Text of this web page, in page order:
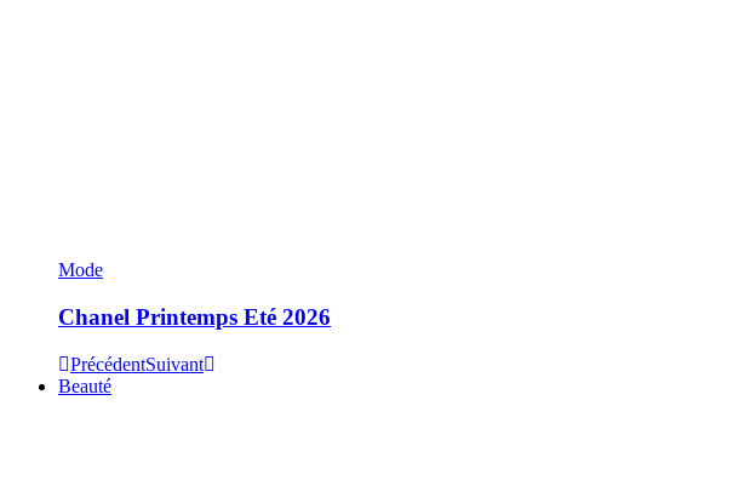
Mode
Chanel Printemps Eté 2026
PrécédentSuivant
Beauté